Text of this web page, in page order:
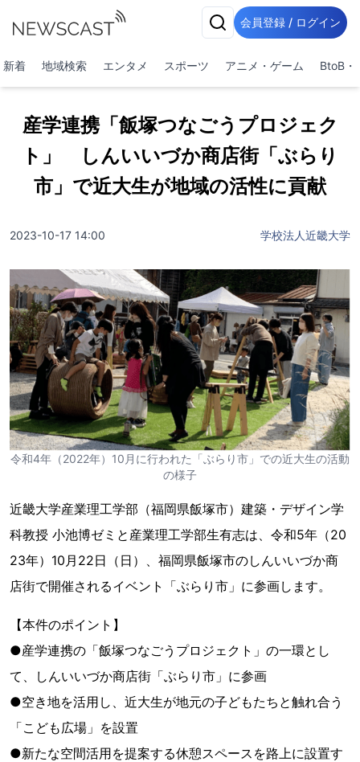
会員登録 / ログイン
新着 地域検索 エンタメ スポーツ アニメ・ゲーム BtoB・
産学連携「飯塚つなごうプロジェク
ト」 しんいいづか商店街「ぶらり
市」で近大生が地域の活性に貢献
2023-10-17 14:00 学校法人近畿大学
令和4年（2022年）10月に行われた「ぶらり市」での近大生の活動
の様子
近畿大学産業理工学部（福岡県飯塚市）建築・デザイン学
科教授 小池博ゼミと産業理工学部生有志は、令和5年（20
23年）10月22日（日）、福岡県飯塚市のしんいいづか商
店街で開催されるイベント「ぶらり市」に参画します。
【本件のポイント】
●産学連携の「飯塚つなごうプロジェクト」の一環とし
て、しんいいづか商店街「ぶらり市」に参画
●空き地を活用し、近大生が地元の子どもたちと触れ合う
「こども広場」を設置
●新たな空間活用を提案する休憩スペースを路上に設置す